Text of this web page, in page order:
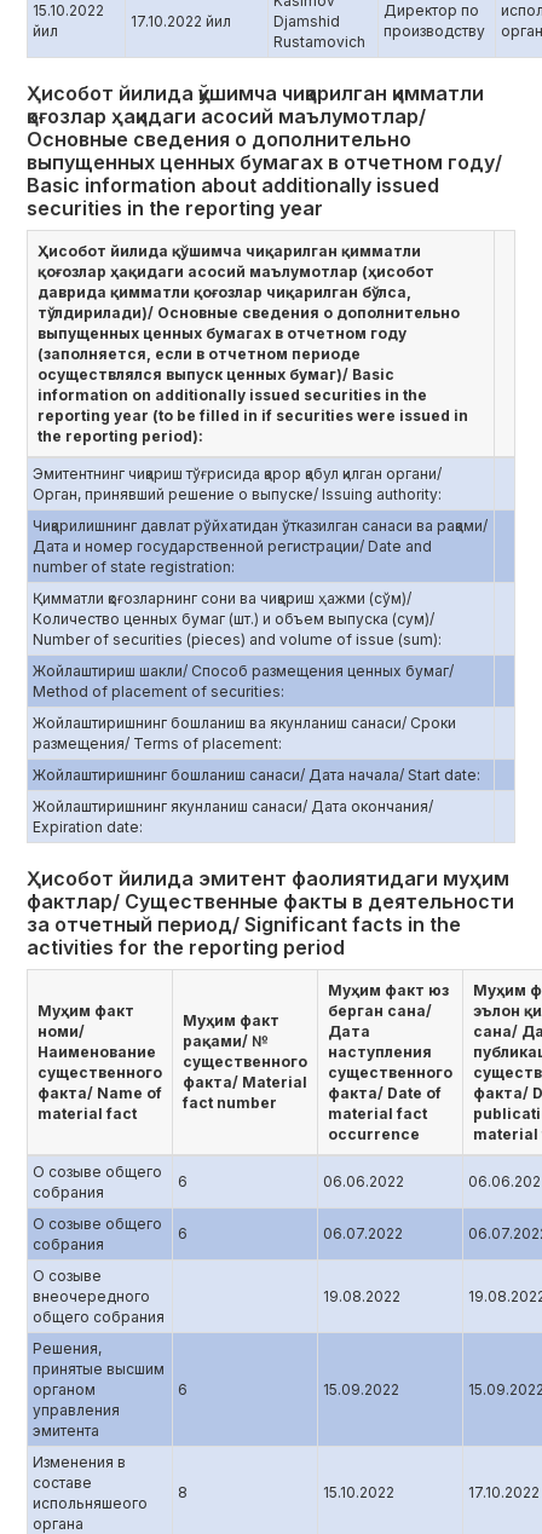
15.10.2022
йил
17.10.2022 йил
Djamshid
Rustamovich
Директор по
производству
орган
Ҳисобот йилида қўшимча чиқарилган қимматли
қоғозлар ҳақидаги асосий маълумотлар/
Основные сведения о дополнительно
выпущенных ценных бумагах в отчетном году/
Basic information about additionally issued
securities in the reporting year
Ҳисобот йилида қўшимча чиқарилган қимматли
қоғозлар ҳақидаги асосий маълумотлар (ҳисобот
даврида қимматли қоғозлар чиқарилган бўлса,
тўлдирилади)/ Основные сведения о дополнительно
выпущенных ценных бумагах в отчетном году
(заполняется, если в отчетном периоде
осуществлялся выпуск ценных бумаг)/ Basic
information on additionally issued securities in the
reporting year (to be filled in if securities were issued in
the reporting period):
Эмитентнинг чиқариш тўғрисида қарор қабул қилган органи/
Орган, принявший решение о выпуске/ Issuing authority:
Чиқарилишнинг давлат рўйхатидан ўтказилган санаси ва рақами/
Дата и номер государственной регистрации/ Date and
number of state registration:
Қимматли қоғозларнинг сони ва чиқариш ҳажми (сўм)/
Количество ценных бумаг (шт.) и объем выпуска (сум)/
Number of securities (pieces) and volume of issue (sum):
Жойлаштириш шакли/ Способ размещения ценных бумаг/
Method of placement of securities:
Жойлаштиришнинг бошланиш ва якунланиш санаси/ Сроки
размещения/ Terms of placement:
Жойлаштиришнинг бошланиш санаси/ Дата начала/ Start date:
Жойлаштиришнинг якунланиш санаси/ Дата окончания/
Еxpiration date:
Ҳисобот йилида эмитент фаолиятидаги муҳим
фактлар/ Существенные факты в деятельности
за отчетный период/ Significant facts in the
activities for the reporting period
Муҳим факт
номи/
Наименование
существенного
факта/ Name of
material fact
Муҳим факт
рақами/ №
существенного
факта/ Мaterial
fact number
Муҳим факт юз
берган сана/
Дата
наступления
существенного
факта/ Date of
material fact
occurrence
Муҳим
эълон
сана/
факта/
material
О созыве общего
собрания
6 06.06.2022
О созыве общего
собрания
6 06.07.2022
О созыве
внеочередного
общего собрания
19.08.2022
Решения,
принятые высшим
органом
управления
эмитента
6 15.09.2022
Изменения в
составе
испольняшеого
органа
8 15.10.2022 17.10.2022